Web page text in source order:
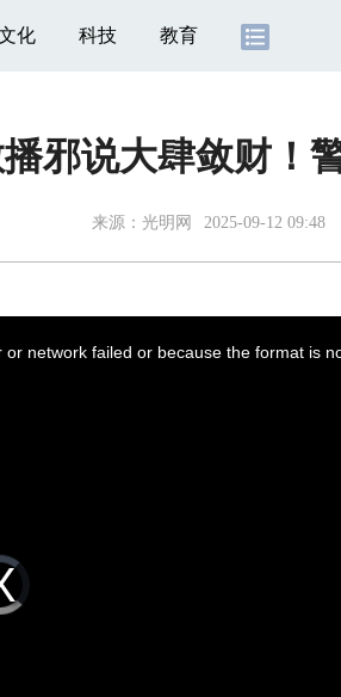
化 科技 教育
邪说大肆敛财！
来源： 光明网 2025-09-12 09:48
network failed or because the format is